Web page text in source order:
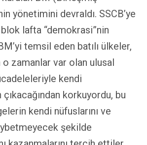
yönetimini devraldı. SSCB’ye
lafta “demokrasi”nin
temsil eden batılı ülkeler,
zamanlar var olan ulusal
kendi
korkuyordu, bu
kendi nüfuslarını ve
şekilde